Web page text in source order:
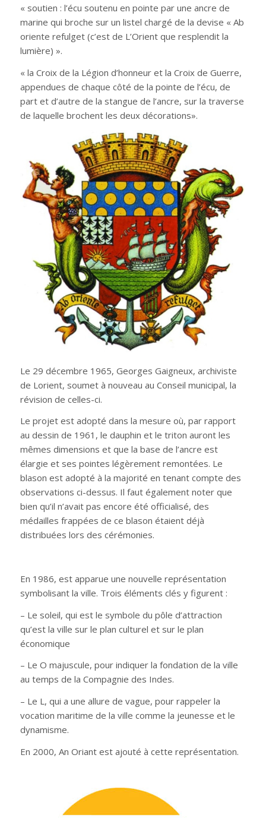
« soutien : l’écu soutenu en pointe par une ancre de
marine qui broche sur un listel chargé de la devise « Ab
oriente refulget (c’est de L’Orient que resplendit la
lumière) ».
« la Croix de la Légion d’honneur et la Croix de Guerre,
appendues de chaque côté de la pointe de l’écu, de
part et d’autre de la stangue de l’ancre, sur la traverse
de laquelle brochent les deux décorations».
Le 29 décembre 1965, Georges Gaigneux, archiviste
de Lorient, soumet à nouveau au Conseil municipal, la
révision de celles-ci.
Le projet est adopté dans la mesure où, par rapport
au dessin de 1961, le dauphin et le triton auront les
mêmes dimensions et que la base de l’ancre est
élargie et ses pointes légèrement remontées. Le
blason est adopté à la majorité en tenant compte des
observations ci-dessus. Il faut également noter que
bien qu’il n’avait pas encore été officialisé, des
médailles frappées de ce blason étaient déjà
distribuées lors des cérémonies.
En 1986, est apparue une nouvelle représentation
symbolisant la ville. Trois éléments clés y figurent :
– Le soleil, qui est le symbole du pôle d’attraction
qu’est la ville sur le plan culturel et sur le plan
économique
– Le O majuscule, pour indiquer la fondation de la ville
au temps de la Compagnie des Indes.
– Le L, qui a une allure de vague, pour rappeler la
vocation maritime de la ville comme la jeunesse et le
dynamisme.
En 2000, An Oriant est ajouté à cette représentation.